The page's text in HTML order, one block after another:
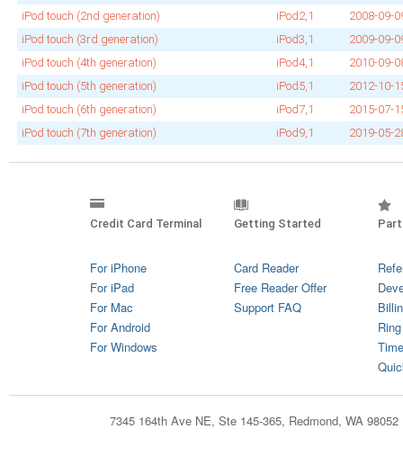
iPod touch (2nd generation)
iPod2,1
iPod touch (3rd generation)
iPod3,1
iPod touch (4th generation)
iPod4,1
iPod touch (5th generation)
iPod5,1
iPod touch (6th generation)
iPod7,1
iPod touch (7th generation)
iPod9,1
Credit Card Terminal
For iPhone
For iPad
For Mac
For Android
For Windows
Getting Started
Card Reader
Free Reader Offer
Support FAQ
7345 164th Ave NE, Ste 145-365, Redmond, WA 98052